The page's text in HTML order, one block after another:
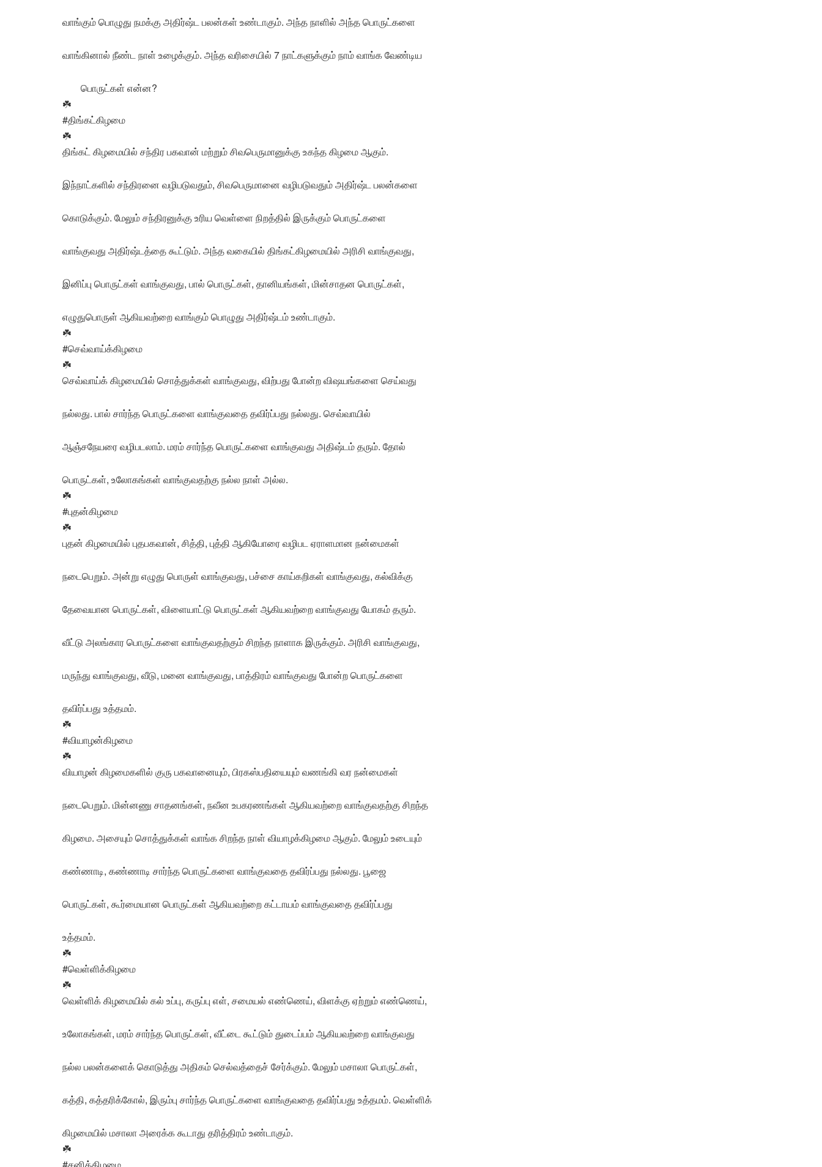
வாங்கும் பொழுது நமக்கு அதிர்ஷ்ட பலன்கள் உண்டாகும். அந்த நாளில் அந்த பொருட்களை
வாங்கினால் நீண்ட நாள் உழைக்கும். அந்த வரிசையில் 7 நாட்களுக்கும் நாம் வாங்க வேண்டிய
பொருட்கள் என்ன?
☘️
#திங்கட்கிழமை
☘️
திங்கட் கிழமையில் சந்திர பகவான் மற்றும் சிவபெருமானுக்கு உகந்த கிழமை ஆகும்.
இந்நாட்களில் சந்திரனை வழிபடுவதும், சிவபெருமானை வழிபடுவதும் அதிர்ஷ்ட பலன்களை
கொடுக்கும். மேலும் சந்திரனுக்கு உரிய வெள்ளை நிறத்தில் இருக்கும் பொருட்களை
வாங்குவது அதிர்ஷ்டத்தை கூட்டும். அந்த வகையில் திங்கட்கிழமையில் அரிசி வாங்குவது,
இனிப்பு பொருட்கள் வாங்குவது, பால் பொருட்கள், தானியங்கள், மின்சாதன பொருட்கள்,
எழுதுபொருள் ஆகியவற்றை வாங்கும் பொழுது அதிர்ஷ்டம் உண்டாகும்.
☘️
#செவ்வாய்க்கிழமை
☘️
செவ்வாய்க் கிழமையில் சொத்துக்கள் வாங்குவது, விற்பது போன்ற விஷயங்களை செய்வது
நல்லது. பால் சார்ந்த பொருட்களை வாங்குவதை தவிர்ப்பது நல்லது. செவ்வாயில்
ஆஞ்சநேயரை வழிபடலாம். மரம் சார்ந்த பொருட்களை வாங்குவது அதிஷ்டம் தரும். தோல்
பொருட்கள், உலோகங்கள் வாங்குவதற்கு நல்ல நாள் அல்ல.
☘️
#புதன்கிழமை
☘️
புதன் கிழமையில் புதபகவான், சித்தி, புத்தி ஆகியோரை வழிபட ஏராளமான நன்மைகள்
நடைபெறும். அன்று எழுது பொருள் வாங்குவது, பச்சை காய்கறிகள் வாங்குவது, கல்விக்கு
தேவையான பொருட்கள், விளையாட்டு பொருட்கள் ஆகியவற்றை வாங்குவது யோகம் தரும்.
வீட்டு அலங்கார பொருட்களை வாங்குவதற்கும் சிறந்த நாளாக இருக்கும். அரிசி வாங்குவது,
மருந்து வாங்குவது, வீடு, மனை வாங்குவது, பாத்திரம் வாங்குவது போன்ற பொருட்களை
தவிர்ப்பது உத்தமம்.
☘️
#வியாழன்கிழமை
☘️
வியாழன் கிழமைகளில் குரு பகவானையும், பிரகஸ்பதியையும் வணங்கி வர நன்மைகள்
நடைபெறும். மின்னணு சாதனங்கள், நவீன உபகரணங்கள் ஆகியவற்றை வாங்குவதற்கு சிறந்த
கிழமை. அசையும் சொத்துக்கள் வாங்க சிறந்த நாள் வியாழக்கிழமை ஆகும். மேலும் உடையும்
கண்ணாடி, கண்ணாடி சார்ந்த பொருட்களை வாங்குவதை தவிர்ப்பது நல்லது. பூஜை
பொருட்கள், கூர்மையான பொருட்கள் ஆகியவற்றை கட்டாயம் வாங்குவதை தவிர்ப்பது
உத்தமம்.
☘️
#வெள்ளிக்கிழமை
☘️
வெள்ளிக் கிழமையில் கல் உப்பு, கருப்பு எள், சமையல் எண்ணெய், விளக்கு ஏற்றும் எண்ணெய்,
உலோகங்கள், மரம் சார்ந்த பொருட்கள், வீட்டை கூட்டும் துடைப்பம் ஆகியவற்றை வாங்குவது
நல்ல பலன்களைக் கொடுத்து அதிகம் செல்வத்தைச் சேர்க்கும். மேலும் மசாலா பொருட்கள்,
கத்தி, கத்தரிக்கோல், இரும்பு சார்ந்த பொருட்களை வாங்குவதை தவிர்ப்பது உத்தமம். வெள்ளிக்
கிழமையில் மசாலா அரைக்க கூடாது தரித்திரம் உண்டாகும்.
☘️